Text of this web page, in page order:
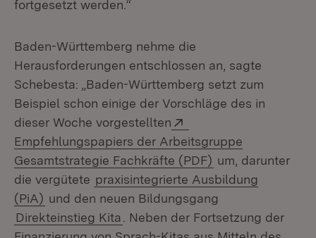
fortgesetzt werden.“
Baden-Württemberg nehme die
Herausforderungen entschlossen an, sagte
Schebesta: „Baden-Württemberg setzt zum
Beispiel schon einige der Vorschläge des in
dieser Woche vorgestellten
Empfehlungspapiers der Arbeitsgruppe
Gesamtstrategie Fachkräfte (PDF) (Öffnet in neuem
um, darunter
die vergütete praxisintegrierte Ausbildung
(PiA) und den neuen Bildungsgang
Direkteinstieg Kita
. Neben der Fortsetzung der